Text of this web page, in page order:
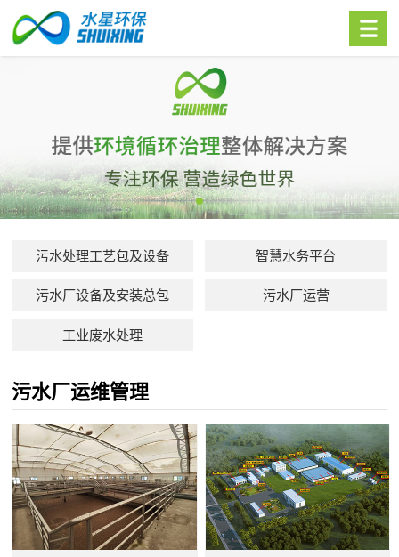
污水处理工艺包及设备 智慧水务平台
污水厂设备及安装总包 污水厂运营
工业废水处理
污水厂运维管理